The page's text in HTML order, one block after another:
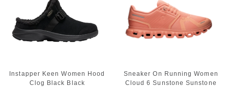
Instapper Keen Women Hood
Clog Black Black
Sneaker On Running Women
Cloud 6 Sunstone Sunstone